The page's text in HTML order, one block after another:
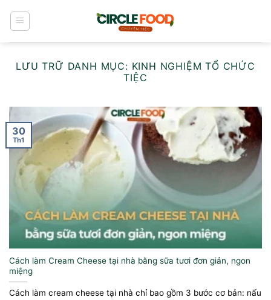
qua
LƯU TRỮ DANH MỤC: KINH NGHIỆM TỔ CHỨC
TIỆC
Cách làm Cream Cheese tại nhà bằng sữa tươi đơn giản, ngon
miệng
Cách làm cream cheese tại nhà chỉ bao gồm 3 bước cơ bản: nấu
30
Th1